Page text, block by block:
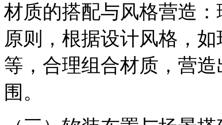
材质的搭配与风格营造
原则，根据设计风格，
等，合理组合材质，营
围。